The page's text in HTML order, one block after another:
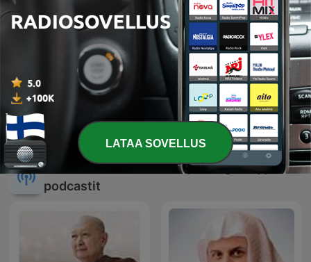
قصص الأنبياء
သီတဂူဆရာတော် အရှင်ဉာ
ဏိဿရ ပရိတ်တရားတော်များ
Kansainväliset Uskonto ja hengellisyys-
podcastit
LATAA SOVELLUS